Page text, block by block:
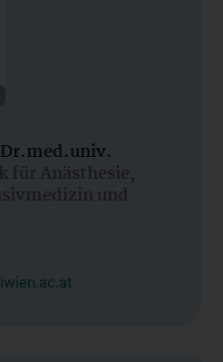
Anästhesie,
und